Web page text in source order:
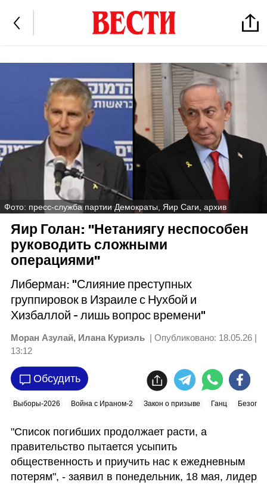
Фото: пресс-служба партии Демократы, Яир Саги, архив
Яир Голан: "Нетаниягу неспособен
руководить сложными
операциями"
Либерман: "Слияние преступных
группировок в Израиле с Нухбой и
Хизбаллой - лишь вопрос времени"
Моран Азулай, Илана Куриэль | Опубликовано: 18.05.26 |
13:12
Обсудить
Выборы-2026 Война с Ираном-2 Закон о призыве Ганц
"Список погибших продолжает расти, а
правительство пытается усыпить
общественность и приучить нас к ежедневным
потерям", - заявил в понедельник, 18 мая, лидер